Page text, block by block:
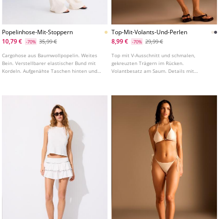
Popelinhose-Mit-Stoppern
10,79 €
-70% 35,99 €
Cargohose aus Baumwollpopelin. Weites
Bein. Verstellbarer elastischer Bund mit
Kordeln. Aufgenähte Taschen hinten und
Top-Mit-Volants-Und-Perlen
8,99 €
-70% 29,99 €
Top mit V-Ausschnitt und schmalen,
gekreuzten Trägern im Rücken.
Volantbesatz am Saum. Details mit